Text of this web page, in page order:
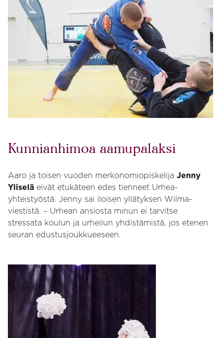
Kunnianhimoa aamupalaksi
Aaro ja toisen vuoden merkonomiopiskelija Jenny
Yliselä eivät etukäteen edes tienneet Urhea-
yhteistyöstä. Jenny sai iloisen yllätyksen Wilma-
viestistä. – Urhean ansiosta minun ei tarvitse
stressata koulun ja urheilun yhdistämistä, jos etenen
seuran edustusjoukkueeseen.